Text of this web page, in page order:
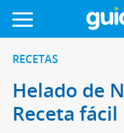
RECETAS
Helado de
Receta